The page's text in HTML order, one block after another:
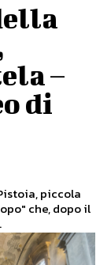
–
di
piccola
che, dopo il